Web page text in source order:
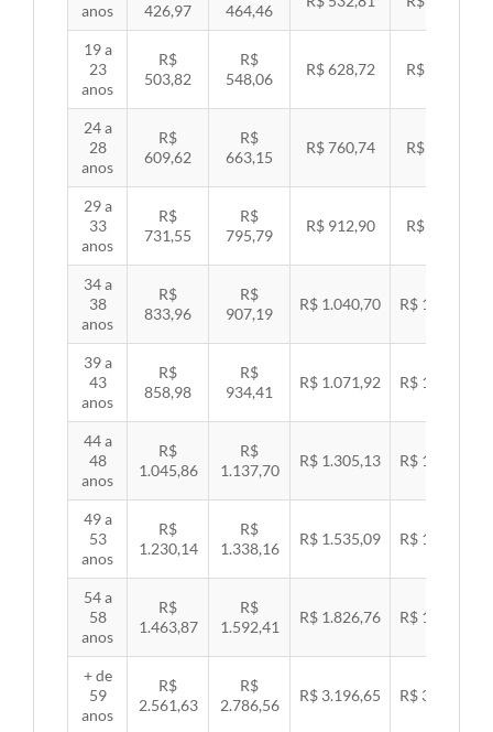
anos 426,97 464,46
19 a
23
anos
R$
503,82
R$
548,06
R$ 628,72 R$ 647,89
24 a
28
anos
R$
609,62
R$
663,15
R$ 760,74 R$ 783,94
29 a
33
anos
R$
731,55
R$
795,79
R$ 912,90 R$ 940,74
34 a
38
anos
R$
833,96
R$
907,19
R$ 1.040,70 R$ 1.072,43
39 a
43
anos
R$
858,98
R$
934,41
R$ 1.071,92 R$ 1.104,60
44 a
48
anos
R$
1.045,86
R$
1.137,70
R$ 1.305,13 R$ 1.344,92
49 a
53
anos
R$
1.230,14
R$
1.338,16
R$ 1.535,09 R$ 1.581,89
54 a
58
anos
R$
1.463,87
R$
1.592,41
R$ 1.826,76 R$ 1.882,45
+ de
59
anos
R$
2.561,63
R$
2.786,56
R$ 3.196,65 R$ 3.294,10